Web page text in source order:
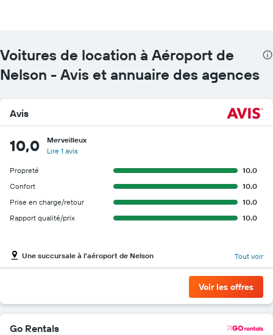
Voitures de location à Aéroport de
Nelson - Avis et annuaire des agences
Avis
10,0
Merveilleux
Lire 1 avis
Propreté
10.0
Confort
10.0
Prise en charge/retour
10.0
Rapport qualité/prix
10.0
Une succursale à l'aéroport de Nelson Tout voir
Voir les offres
Go Rentals